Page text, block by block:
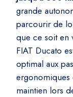
grande
parcourir de
que ce soit en
FIAT Ducato
optimal aux
ergonomiques
maintien lors